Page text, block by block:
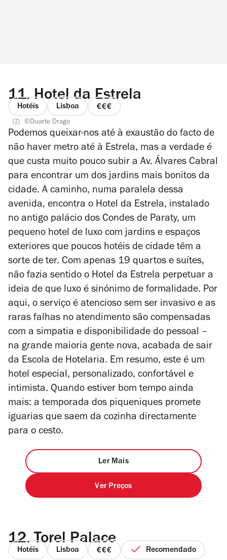
11. Hotel da Estrela
Hotéis Lisboa
preço
de
4
©Duarte Drago
Podemos queixar-nos até à exaustão do facto de
não haver metro até à Estrela, mas a verdade é
que custa muito pouco subir a Av. Álvares Cabral
para encontrar um dos jardins mais bonitos da
cidade. A caminho, numa paralela dessa
avenida, encontra o Hotel da Estrela, instalado
no antigo palácio dos Condes de Paraty, um
pequeno hotel de luxo com jardins e espaços
exteriores que poucos hotéis de cidade têm a
sorte de ter. Com apenas 19 quartos e suítes,
não fazia sentido o Hotel da Estrela perpetuar a
ideia de que luxo é sinónimo de formalidade. Por
aqui, o serviço é atencioso sem ser invasivo e as
raras falhas no atendimento são compensadas
com a simpatia e disponibilidade do pessoal –
na grande maioria gente nova, acabada de sair
da Escola de Hotelaria. Em resumo, este é um
hotel especial, personalizado, confortável e
intimista. Quando estiver bom tempo ainda
mais: a temporada dos piqueniques promete
iguarias que saem da cozinha directamente
para o cesto.
Ler Mais
Ver Preços
12. Torel Palace
Hotéis Lisboa
preço
Recomendado